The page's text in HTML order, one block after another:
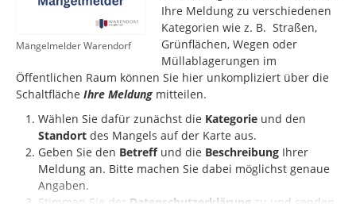
Mängelmelder Warendorf
Ihre Meldung zu verschiedenen
Kategorien wie z. B. Straßen,
Grünflächen, Wegen oder
Müllablagerungen im
Öffentlichen Raum können Sie hier unkompliziert über die
Schaltfläche Ihre Meldung mitteilen.
Wählen Sie dafür zunächst die Kategorie und den
Standort des Mangels auf der Karte aus.
Geben Sie den Betreffund die Beschreibung Ihrer
Meldung an. Bitte machen Sie dabei möglichst genaue
Angaben.